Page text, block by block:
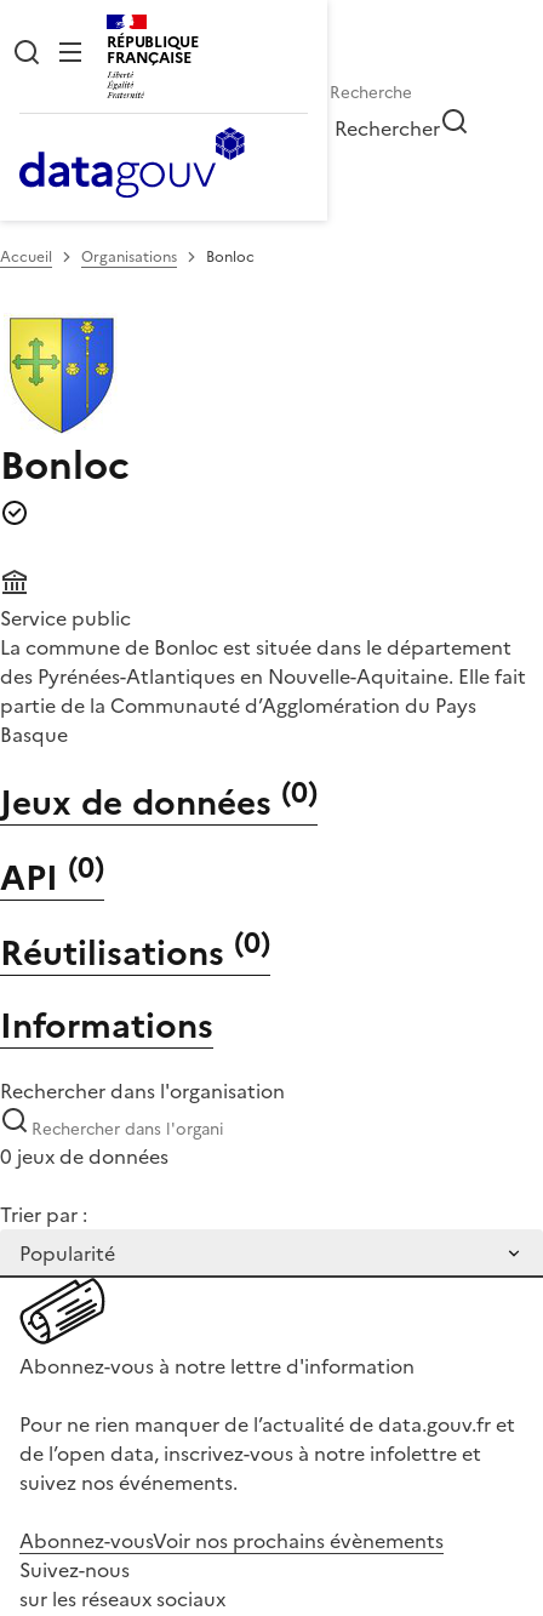
RÉPUBLIQUE
FRANÇAISE
Rechercher
Accueil Organisations Bonloc
Bonloc
Service public
La commune de Bonloc est située dans le département
des Pyrénées-Atlantiques en Nouvelle-Aquitaine. Elle fait
partie de la Communauté d’Agglomération du Pays
Basque
Jeux de données (0)
API (0)
Réutilisations (0)
Informations
Rechercher dans l'organisation
0 jeux de données
Trier par :
Abonnez-vous à notre lettre d'information
Pour ne rien manquer de l’actualité de data.gouv.fr et
de l’open data, inscrivez-vous à notre infolettre et
suivez nos événements.
Abonnez-vousVoir nos prochains évènements
Suivez-nous
sur les réseaux sociaux